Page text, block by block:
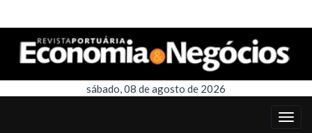
sábado, 08 de agosto de 2026